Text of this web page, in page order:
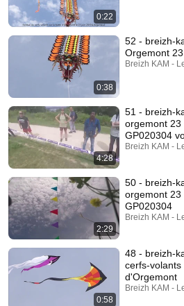
0:22
0:38
52 - breizh-
Orgemont
Breizh KAM -
4:28
51 - breizh-
orgemont 23
GP020304
Breizh KAM -
2:29
50 - breizh-
orgemont 23
GP020304
Breizh KAM -
0:58
48 - breizh-
cerfs-
d'Orgemont
Breizh KAM -